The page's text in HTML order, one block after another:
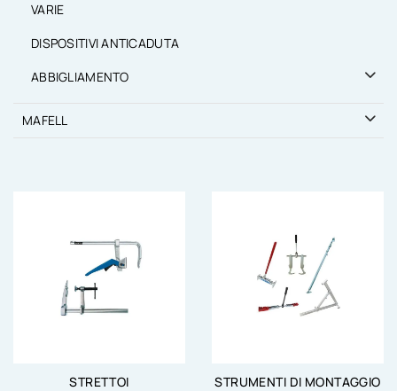
VARIE
DISPOSITIVI ANTICADUTA
ABBIGLIAMENTO
MAFELL
STRETTOI STRUMENTI DI MONTAGGIO